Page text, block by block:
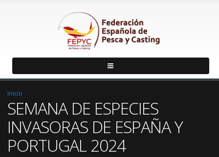
Inicio
SEMANA DE ESPECIES
INVASORAS DE ESPAÑA Y
PORTUGAL 2024